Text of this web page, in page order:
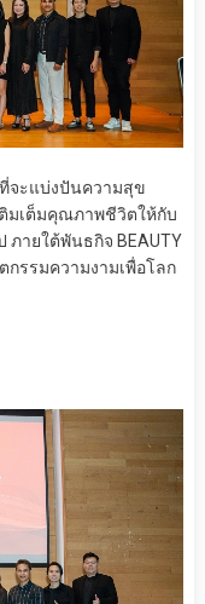
จะแบ่งปันความสุข
มเต็มคุณภาพชีวิตให้กับ
ายใต้พันธกิจ BEAUTY
ตกรรมความงามเพื่อโลก